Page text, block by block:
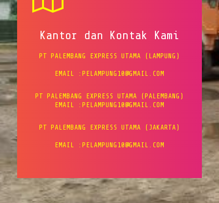
Kantor dan Kontak Kami
PT PALEMBANG EXPRESS UTAMA (LAMPUNG)
EMAIL :PELAMPUNG10@GMAIL.COM
PT PALEMBANG EXPRESS UTAMA (PALEMBANG)
EMAIL :PELAMPUNG10@GMAIL.COM
PT PALEMBANG EXPRESS UTAMA (JAKARTA)
EMAIL :PELAMPUNG10@GMAIL.COM